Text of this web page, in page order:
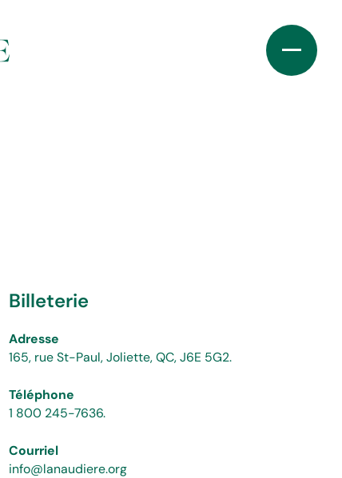
Billeterie
Adresse
165, rue St-Paul, Joliette, QC, J6E 5G2.
Téléphone
1 800 245-7636.
Courriel
info@lanaudiere.org